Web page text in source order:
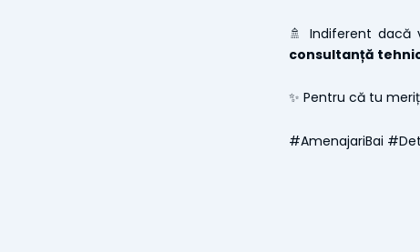
🚿 Indiferent dacă
consultanță
✨ Pentru că tu
#AmenajariBai